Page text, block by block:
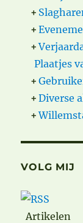
+
+
+
Plaatjes
+
+ Diverse
+
VOLG MIJ
Artikelen